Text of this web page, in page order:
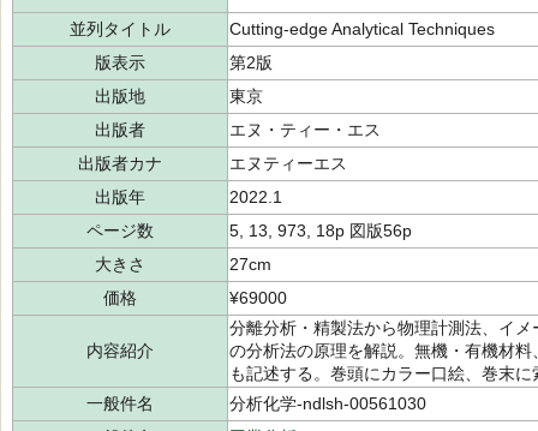
並列タイトル
Cutting‐edge Analytical Techniques
版表示
第2版
出版地
東京
出版者
エヌ・ティー・エス
出版者カナ
エヌティーエス
出版年
2022.1
ページ数
5, 13, 973, 18p 図版56p
大きさ
27cm
価格
¥69000
内容紹介
分離分析・精製法から物理計測法、イ
の分析法の原理を解説。無機・有機材
も記述する。巻頭にカラー口絵、巻末に
一般件名
分析化学-ndlsh-00561030